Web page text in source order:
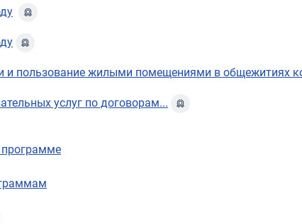
и пользование жилыми помещениями в общежитиях
услуг по договорам...
программе